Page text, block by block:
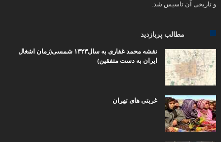
و تاریخی آن تاسیس شد.
مطالب پربازدید
نقشه محمد غفاری به سال۱۳۲۳ شمسی(زمان اشغال
ایران به دست متفقین)
غربتی های تهران